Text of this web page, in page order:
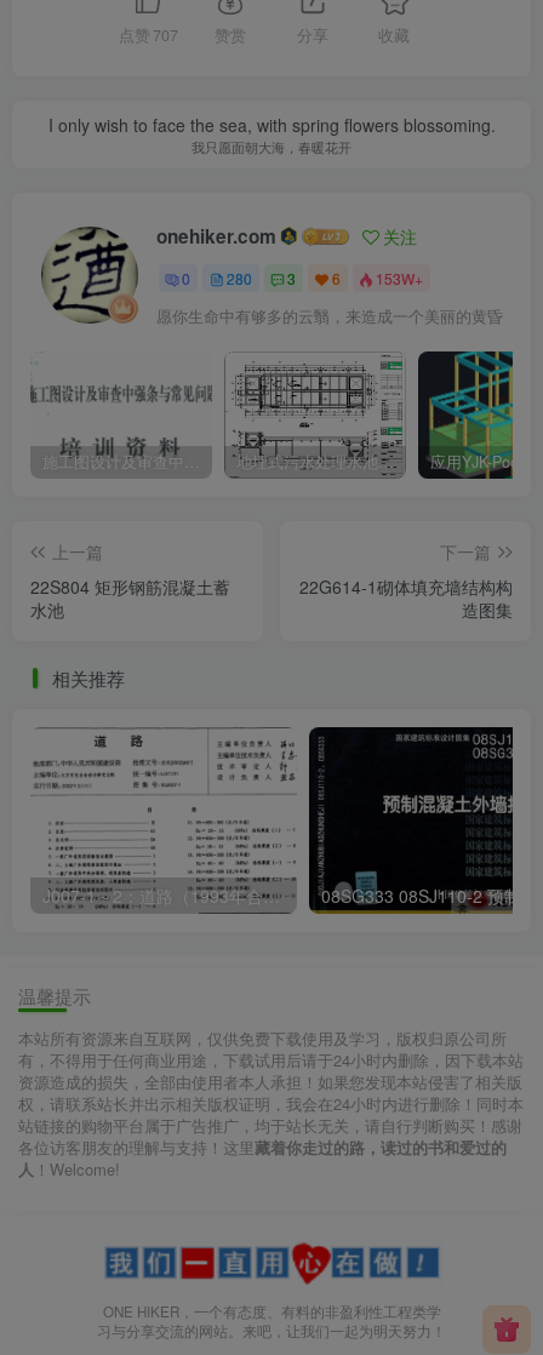
点赞 707 赞赏 分享 收藏
I only wish to face the sea, with spring flowers blossoming.
我只愿面朝大海，春暖花开
onehiker.com 关注
0 280 3 6 153W+
愿你生命中有够多的云翳，来造成一个美丽的黄昏
施工图设计及审查中强条与常见问题解析 地埋式污水处理水池结构设计思路及免费各类水池相关设计资料下载
上一篇
22S804 矩形钢筋混凝土蓄
水池
下一篇
22G614-1砌体填充墙结构构
造图集
相关推荐
J007-1～2：道路（1993年合订本）
温馨提示
本站所有资源来自互联网，仅供免费下载使用及学习，版权归原公司所
有，不得用于任何商业用途，下载试用后请于24小时内删除，因下载本站
资源造成的损失，全部由使用者本人承担！如果您发现本站侵害了相关版
权，请联系站长并出示相关版权证明，我会在24小时内进行删除！同时本
站链接的购物平台属于广告推广，均于站长无关，请自行判断购买！感谢
各位访客朋友的理解与支持！这里藏着你走过的路，读过的书和爱过的
人 ！Welcome!
ONE HIKER，一个有态度、有料的非盈利性工程类学
习与分享交流的网站。来吧，让我们一起为明天努力！